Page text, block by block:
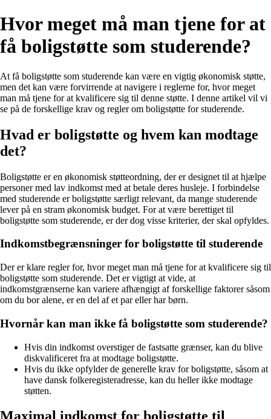
Hvor meget må man tjene for at
få boligstøtte som studerende?
At få boligstøtte som studerende kan være en vigtig økonomisk støtte,
men det kan være forvirrende at navigere i reglerne for, hvor meget
man må tjene for at kvalificere sig til denne støtte. I denne artikel vil vi
se på de forskellige krav og regler om boligstøtte for studerende.
Hvad er boligstøtte og hvem kan modtage
det?
Boligstøtte er en økonomisk støtteordning, der er designet til at hjælpe
personer med lav indkomst med at betale deres husleje. I forbindelse
med studerende er boligstøtte særligt relevant, da mange studerende
lever på en stram økonomisk budget. For at være berettiget til
boligstøtte som studerende, er der dog visse kriterier, der skal opfyldes.
Indkomstbegrænsninger for boligstøtte til studerende
Der er klare regler for, hvor meget man må tjene for at kvalificere sig til
boligstøtte som studerende. Det er vigtigt at vide, at
indkomstgrænserne kan variere afhængigt af forskellige faktorer såsom
om du bor alene, er en del af et par eller har børn.
Hvornår kan man ikke få boligstøtte som studerende?
Hvis din indkomst overstiger de fastsatte grænser, kan du blive
diskvalificeret fra at modtage boligstøtte.
Hvis du ikke opfylder de generelle krav for boligstøtte, såsom at
have dansk folkeregisteradresse, kan du heller ikke modtage
støtten.